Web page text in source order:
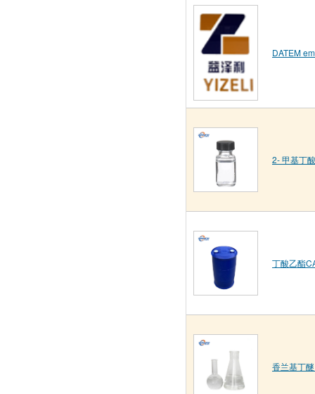
DATEM
2- 甲基丁
丁酸乙酯
香兰基丁